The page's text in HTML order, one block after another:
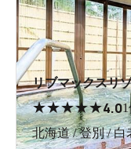
リブマックスリ
★★★★★4.0
北海道 / 登別 / 白